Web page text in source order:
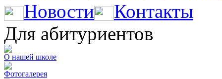
Новости
Контакты
Для абитуриентов
О нашей школе
Фотогалерея